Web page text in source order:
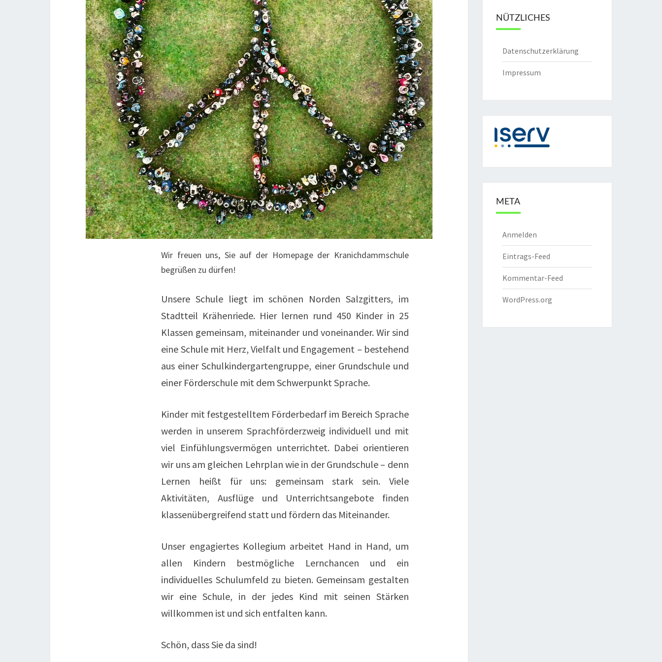
Wir freuen uns, Sie auf der Homepage der Kranichdammschule
begrüßen zu dürfen!
Unsere Schule liegt im schönen Norden Salzgitters, im
Stadtteil Krähenriede. Hier lernen rund 450 Kinder in 25
Klassen gemeinsam, miteinander und voneinander. Wir sind
eine Schule mit Herz, Vielfalt und Engagement – bestehend
aus einer Schulkindergartengruppe, einer Grundschule und
einer Förderschule mit dem Schwerpunkt Sprache.
Kinder mit festgestelltem Förderbedarf im Bereich Sprache
werden in unserem Sprachförderzweig individuell und mit
viel Einfühlungsvermögen unterrichtet. Dabei orientieren
wir uns am gleichen Lehrplan wie in der Grundschule – denn
Lernen heißt für uns: gemeinsam stark sein. Viele
Aktivitäten, Ausflüge und Unterrichtsangebote finden
klassenübergreifend statt und fördern das Miteinander.
Unser engagiertes Kollegium arbeitet Hand in Hand, um
allen Kindern bestmögliche Lernchancen und ein
individuelles Schulumfeld zu bieten. Gemeinsam gestalten
wir eine Schule, in der jedes Kind mit seinen Stärken
willkommen ist und sich entfalten kann.
Schön, dass Sie da sind!
NÜTZLICHES
Datenschutzerklärung
Impressum
META
Anmelden
Eintrags-Feed
Kommentar-Feed
WordPress.org